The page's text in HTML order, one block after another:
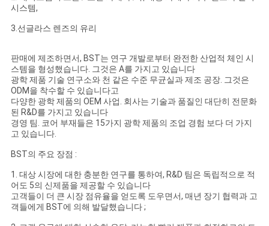
시스템,
3.선글라스 렌즈의 유리
판매에 제조하면서, BST는 연구 개발로부터 완전한 산업적 체인 시
스템을 형성했습니다. 그것은 A를 가지고 있습니다
광학 제품 기술 연구소와 천 같은 수준 무균실과 제조 공장. 그것은
ODM을 착수할 수 있습니다고
다양한 광학 제품의 OEM 사업. 회사는 기술과 품질인 대단히 전문화
된 R&D를 가지고 있습니다
경영 팀. 코어 부재들은 15가지 광학 제품의 조업 경험 보다 더 가지
고 있습니다.
BST의 주요 장점 :
1. 대상 시장에 대한 충분한 연구를 통하여, R&D 팀은 독립적으로 적
어도 5의 신제품을 제공할 수 있습니다
고객들이 더 큰 시장 점유율을 얻도록 도우면서, 매년 장기 협력과 고
객들에게 BST에 의해 발달했습니다 ;